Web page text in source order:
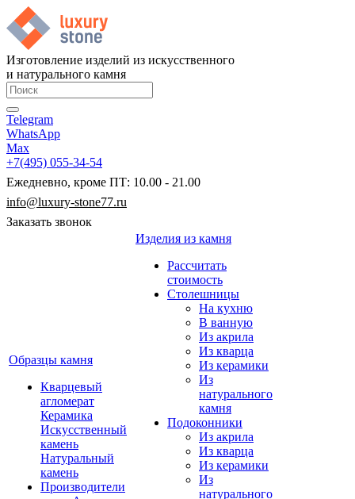
Изготовление изделий из искусственного
и натурального камня
Telegram
WhatsApp
Max
+7(495) 055-34-54
Ежедневно, кроме ПТ: 10.00 - 21.00
info@luxury-stone77.ru
Заказать звонок
Образцы камня
Кварцевый
агломерат
Керамика
Искусственный
камень
Натуральный
камень
Производители
Изделия из камня
Рассчитать
стоимость
Столешницы
На кухню
В ванную
Из акрила
Из кварца
Из керамики
Из
натурального
камня
Подоконники
Из акрила
Из кварца
Из керамики
Из
натурального